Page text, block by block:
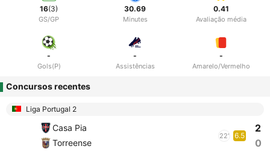
16(3)
GS/GP
30.69
Minutes
0.41
Avaliação média
-
Gols(P)
-
Assistências
-
Amarelo/Vermelho
Concursos recentes
Liga Portugal 2
Casa Pia
Torreense
22' 6.5
2
0